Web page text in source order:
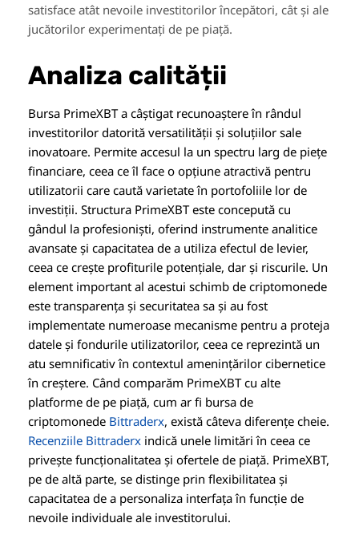
satisface atât nevoile investitorilor începători, cât și ale
jucătorilor experimentați de pe piață.
Analiza calității
Bursa PrimeXBT a câștigat recunoaștere în rândul
investitorilor datorită versatilității și soluțiilor sale
inovatoare. Permite accesul la un spectru larg de piețe
financiare, ceea ce îl face o opțiune atractivă pentru
utilizatorii care caută varietate în portofoliile lor de
investiții. Structura PrimeXBT este concepută cu
gândul la profesioniști, oferind instrumente analitice
avansate și capacitatea de a utiliza efectul de levier,
ceea ce crește profiturile potențiale, dar și riscurile. Un
element important al acestui schimb de criptomonede
este transparența și securitatea sa și au fost
implementate numeroase mecanisme pentru a proteja
datele și fondurile utilizatorilor, ceea ce reprezintă un
atu semnificativ în contextul amenințărilor cibernetice
în creștere. Când comparăm PrimeXBT cu alte
platforme de pe piață, cum ar fi bursa de
criptomonede Bittraderx, există câteva diferențe cheie.
Recenziile Bittraderx indică unele limitări în ceea ce
privește funcționalitatea și ofertele de piață. PrimeXBT,
pe de altă parte, se distinge prin flexibilitatea și
capacitatea de a personaliza interfața în funcție de
nevoile individuale ale investitorului.